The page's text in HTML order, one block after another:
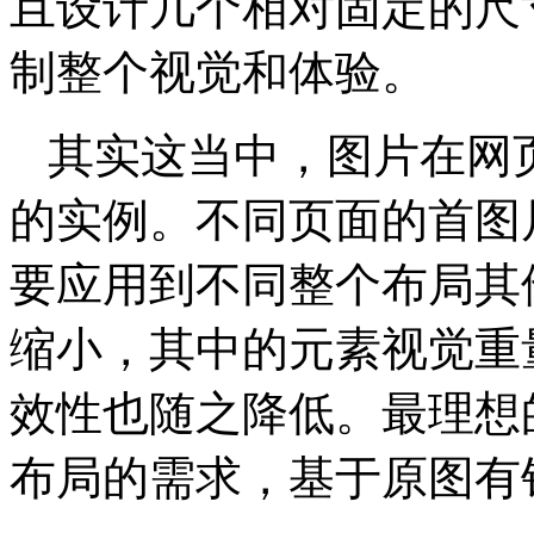
制整个视觉和体验。
其实这当中，图片在网
的实例。不同页面的首
要应用到不同整个布局
缩小，其中的元素视觉
效性也随之降低。最理
布局的需求，基于原图